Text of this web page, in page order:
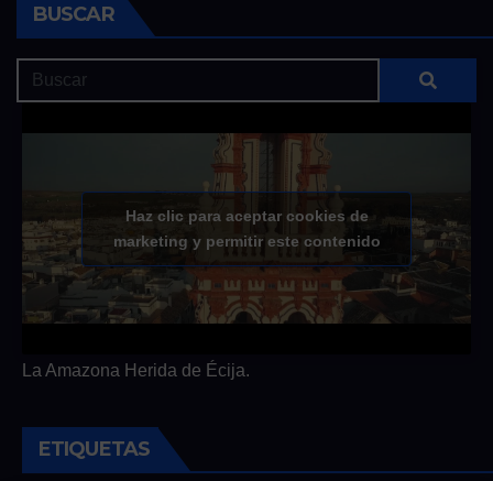
BUSCAR
Haz clic para aceptar cookies de
marketing y permitir este contenido
La Amazona Herida de Écija.
ETIQUETAS